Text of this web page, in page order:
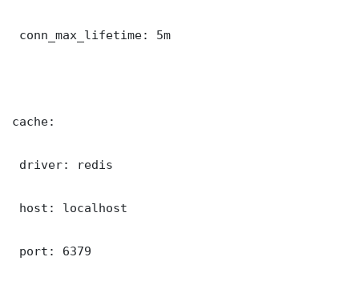
conn_max_lifetime: 5m
cache:
driver: redis
host: localhost
port: 6379